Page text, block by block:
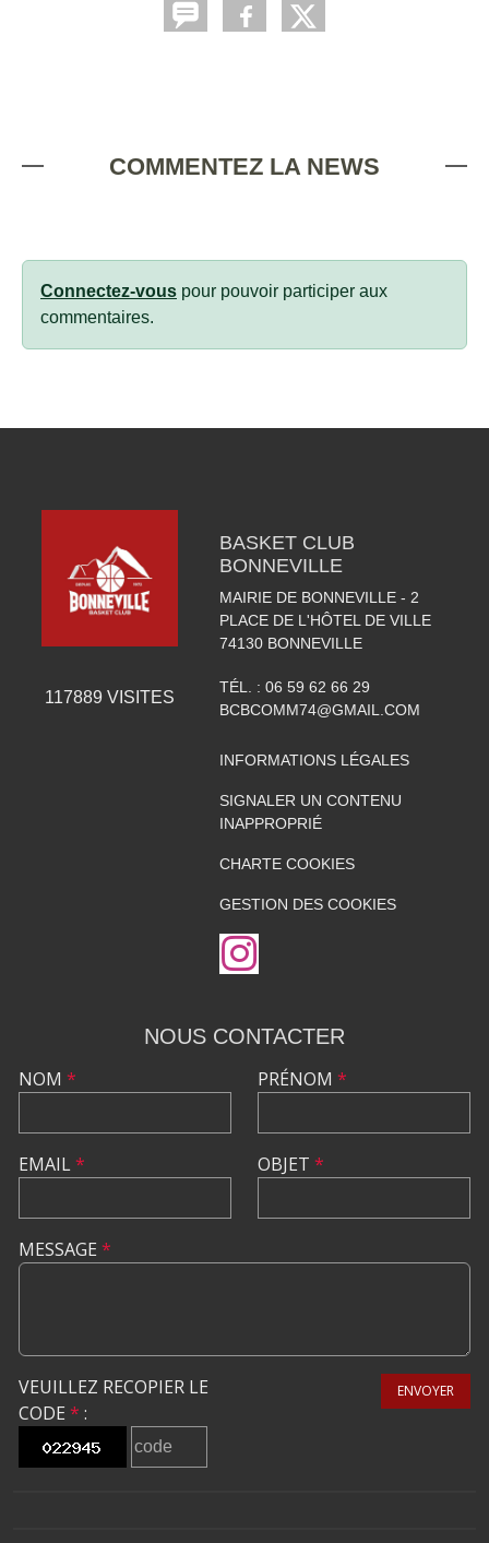
COMMENTEZ LA NEWS
Connectez-vous pour pouvoir participer aux
commentaires.
117889 VISITES
BASKET CLUB
BONNEVILLE
MAIRIE DE BONNEVILLE - 2
PLACE DE L'HÔTEL DE VILLE
74130 BONNEVILLE
TÉL. : 06 59 62 66 29
BCBCOMM74@GMAIL.COM
INFORMATIONS LÉGALES
SIGNALER UN CONTENU
INAPPROPRIÉ
CHARTE COOKIES
GESTION DES COOKIES
NOUS CONTACTER
NOM *
EMAIL*
PRÉNOM *
OBJET *
MESSAGE *
VEUILLEZ RECOPIER LE
CODE * :
ENVOYER